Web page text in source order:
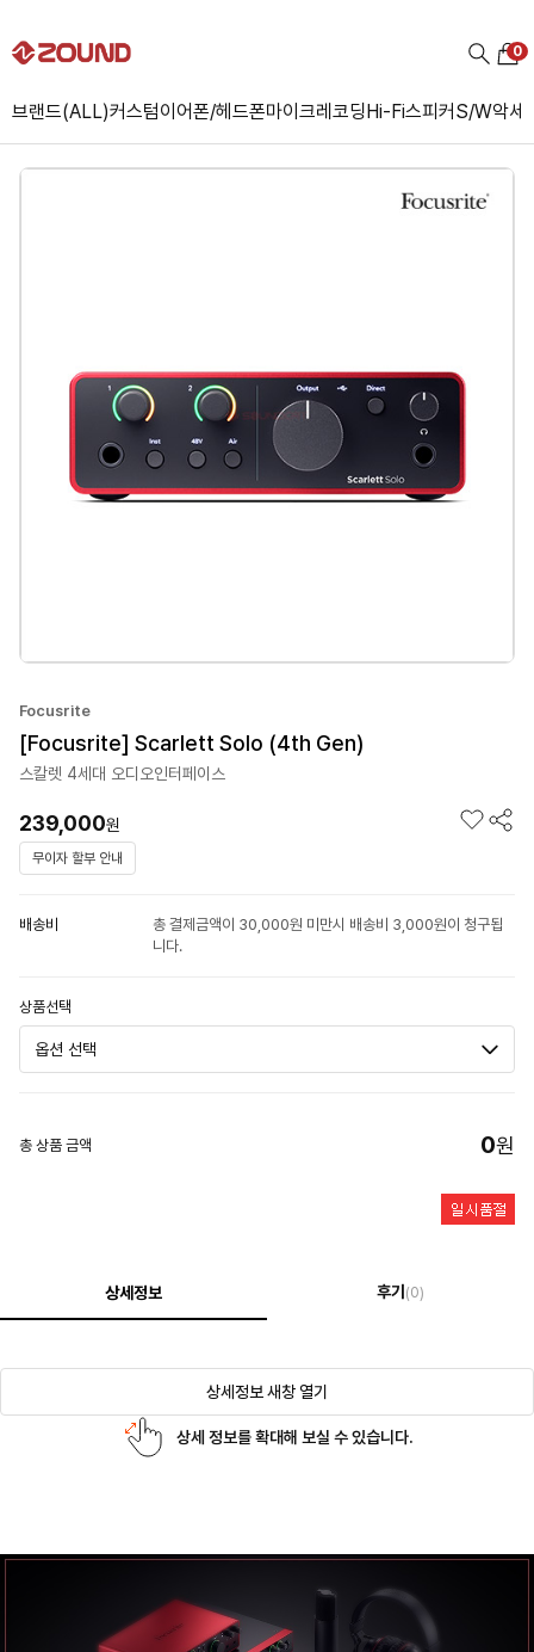
브랜드(ALL)커스텀이어폰/헤드폰마이크레코딩Hi-Fi스피커S/W악세
0
Focusrite
[Focusrite] Scarlett Solo (4th Gen)
스칼렛 4세대 오디오인터페이스
239,000원
무이자 할부 안내
배송비
총 결제금액이 30,000원 미만시 배송비 3,000원이 청구됩
니다.
상품선택
총 상품 금액 0원
상세정보 후기 (0)
상세정보 새창 열기
상세 정보를 확대해 보실 수 있습니다.